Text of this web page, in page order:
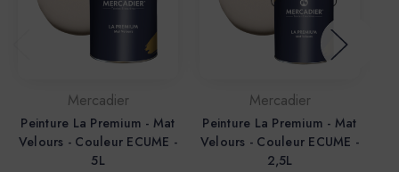
Mercadier
Peinture La Premium - Mat
Velours - Couleur ECUME -
5L
Mercadier
Peinture La Premium - Mat
Velours - Couleur ECUME -
2,5L